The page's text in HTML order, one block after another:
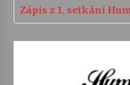
Zápis z 1. setkání